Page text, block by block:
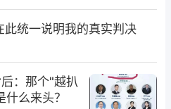
此统一说明我的真实判决
：那个"越扒
么来头？